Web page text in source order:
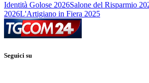
Identità Golose 2026Salone del Risparmio
2026L'Artigiano in Fiera 2025
Seguici su